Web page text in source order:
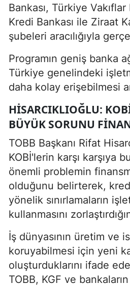
Bankası, Türkiye Vakıflar
Kredi Bankası ile Ziraat
şubeleri aracılığıyla
Programın geniş banka
Türkiye genelindeki
daha kolay erişebilmesi
HISARCIKLIOĞLU:
BÜYÜK SORUNU
TOBB Başkanı Rifat
KOBİ'lerin karşı karşıya
önemli problemin
olduğunu belirterek,
yönelik sınırlamaların
kullanmasını
İş dünyasının üretim ve
koruyabilmesi için yeni
oluşturduklarını ifade
TOBB, KGF ve